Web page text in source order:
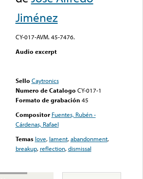
Jiménez
CY-017-AVM. 45-7476.
Audio excerpt
Sello Caytronics
Numero de Catalogo CY-017-1
Formato de grabación 45
Compositor Fuentes, Rubén -
Cárdenas, Rafael
Temas love, lament,abandonment,
breakup, reflection,dismissal